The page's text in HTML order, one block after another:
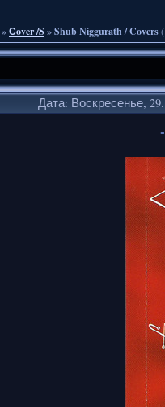
»Сover /S »Shub Niggurath / Covers
Дата: Воскресенье,